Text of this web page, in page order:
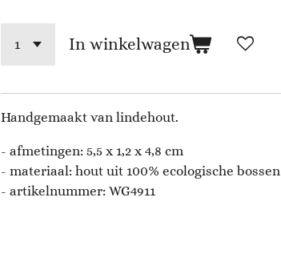
In winkelwagen
Handgemaakt van lindehout.
- afmetingen: 5,5 x 1,2 x 4,8 cm
- materiaal: hout uit 100% ecologische bossen
- artikelnummer: WG4911